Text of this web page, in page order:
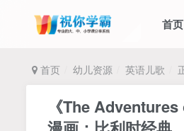
首页
首页 幼儿资源 英语儿歌
《The